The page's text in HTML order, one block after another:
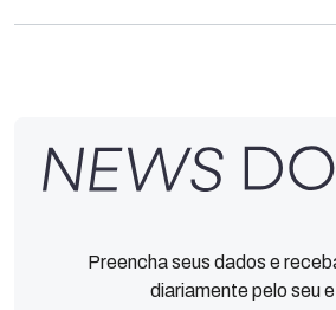
Preencha seus dados e
diariamente pelo seu